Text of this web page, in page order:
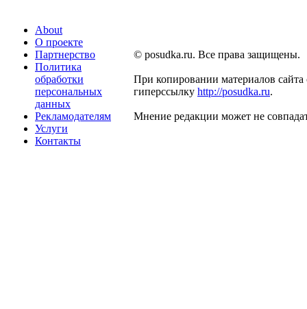
About
О проекте
Партнерство
Политика
обработки
персональных
данных
Рекламодателям
Услуги
Контакты
© posudka.ru. Все права защищены.
При копировании материалов сайта
гиперссылку http://posudka.ru.
Мнение редакции может не